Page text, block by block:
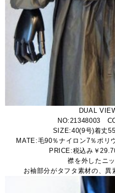
DUAL
NO:21348003
SIZE:40(9号)着丈
MATE:毛90％ナイロン7％ポ
PRICE:税込み￥
襟を外したニ
お袖部分がタフタ素材の、